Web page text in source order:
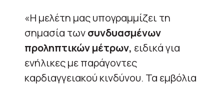
«Η μελέτη μας υπογραμμίζει τη
σημασία τωνσυνδυασμένων
προληπτικών μέτρων, ειδικά για
ενήλικες με παράγοντες
καρδιαγγειακού κινδύνου. Τα εμβόλια